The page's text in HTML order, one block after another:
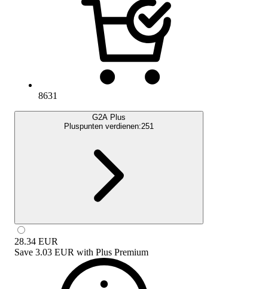
8631
G2A Plus
Pluspunten verdienen:251
28.34 EUR
Save 3.03 EUR with Plus Premium